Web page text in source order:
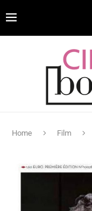
Home Film